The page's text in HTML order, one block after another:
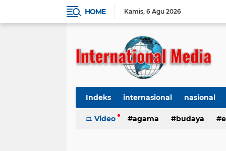
HOME Kamis 6 Agu 2026
Indeks internasional nasional
Ekbis TNI-Polri Organisasi
Video agama budaya